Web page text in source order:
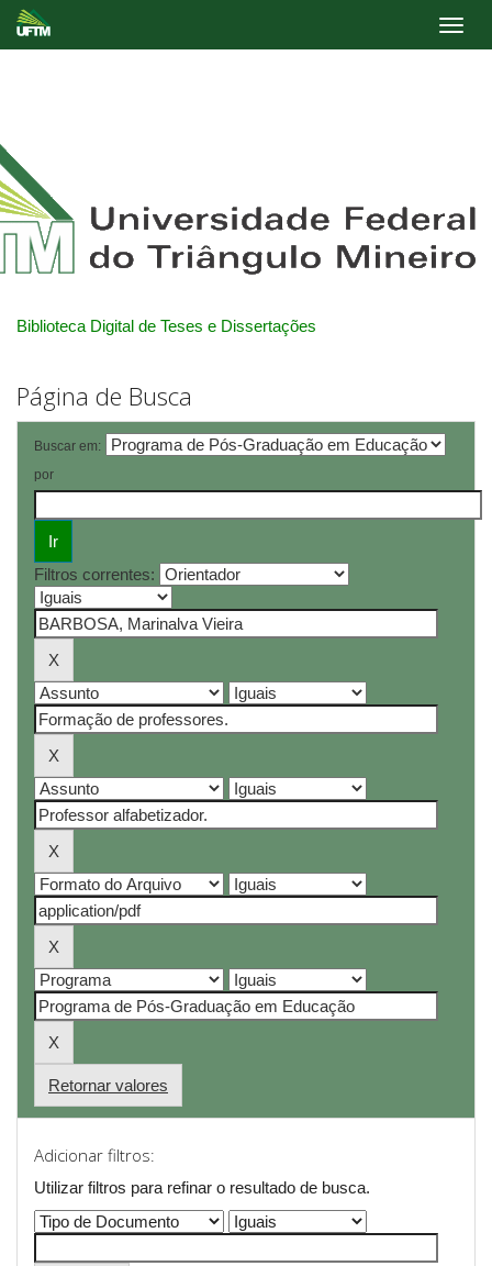
Biblioteca Digital de Teses e Dissertações
Página de Busca
Buscar em:
por
Filtros correntes:
Retornar valores
Adicionar filtros:
Utilizar filtros para refinar o resultado de busca.